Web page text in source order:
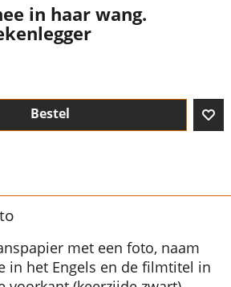
in haar wang.
Bestel
met een foto, naam
in het Engels en de filmtitel in